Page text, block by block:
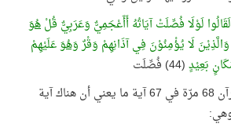
لَوْلَا فُصِّلَتْ آيَاتُهُ أَأَعْجَمِيٌّ وَعَرَبِيٌّ قُلْهُوَ
لَا يُؤْمِنُوْنَ فِي آذَانِهِمْ وَقْرٌوَهُوَعَلَيْهِمْ
بَعِيْدٍ(44) فُصِّلَت
ورد لفظ "القرآن" في القرآن 68 مرّة في 67 آية ما يعني أن هناك آية